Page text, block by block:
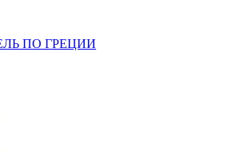
ПО ГРЕЦИИ